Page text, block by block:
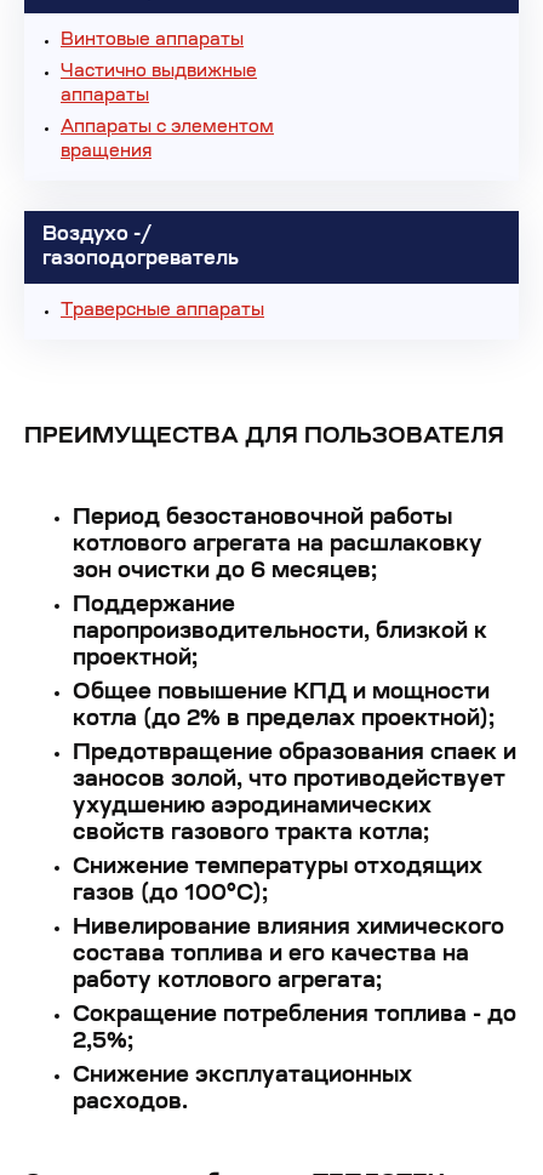
Винтовые аппараты
Частично выдвижные
аппараты
Аппараты с элементом
вращения
Воздухо -/
газоподогреватель
Траверсные аппараты
ПРЕИМУЩЕСТВА ДЛЯ ПОЛЬЗОВАТЕЛЯ
Период безостановочной работы
котлового агрегата на расшлаковку
зон очистки до 6 месяцев;
Поддержание
паропроизводительности, близкой к
проектной;
Общее повышение КПД и мощности
котла (до 2% в пределах проектной);
Предотвращение образования спаек и
заносов золой, что противодействует
ухудшению аэродинамических
свойств газового тракта котла;
Снижение температуры отходящих
газов (до 100°C);
Нивелирование влияния химического
состава топлива и его качества на
работу котлового агрегата;
Сокращение потребления топлива - до
2,5%;
Снижение эксплуатационных
расходов.